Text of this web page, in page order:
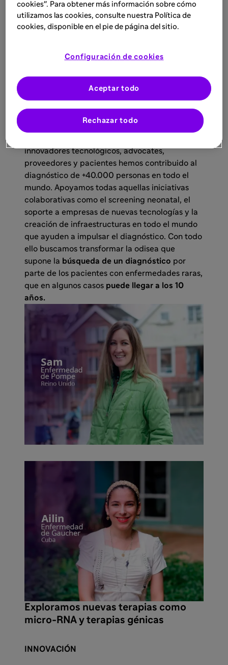
En Sanofi perseguimos el
mejor cuidado para los
DIAGNÓSTICO
innovadores tecnológicos, advocates,
proveedores y pacientes hemos contribuido al
diagnóstico de +40.000 personas en todo el
mundo. Apoyamos todas aquellas iniciativas
colaborativas como el screening neonatal, el
soporte a empresas de nuevas tecnologías y la
creación de infraestructuras en todo el mundo
que ayuden a impulsar el diagnóstico. Con todo
ello buscamos transformar la odisea que
supone la búsqueda de un diagnóstico por
parte de los pacientes con enfermedades raras,
que en algunos casos puede llegar a los 10
años.
Exploramos nuevas terapias como
micro-RNA y terapias génicas
INNOVACIÓN
cookies". Para obtener más información sobre cómo
utilizamos las cookies, consulte nuestra Política de
cookies, disponible en el pie de página del sitio.
Configuración de cookies
Rechazar todo
Aceptar todo